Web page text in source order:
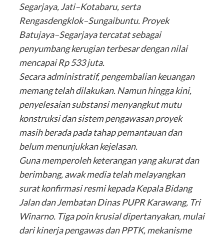
Segarjaya, Jati–Kotabaru, serta
Rengasdengklok–Sungaibuntu. Proyek
Batujaya–Segarjaya tercatat sebagai
penyumbang kerugian terbesar dengan nilai
mencapai Rp 533 juta.
Secara administratif, pengembalian keuangan
memang telah dilakukan. Namun hingga kini,
penyelesaian substansi menyangkut mutu
konstruksi dan sistem pengawasan proyek
masih berada pada tahap pemantauan dan
belum menunjukkan kejelasan.
Guna memperoleh keterangan yang akurat dan
berimbang, awak media telah melayangkan
surat konfirmasi resmi kepada Kepala Bidang
Jalan dan Jembatan Dinas PUPR Karawang, Tri
Winarno. Tiga poin krusial dipertanyakan, mulai
dari kinerja pengawas dan PPTK, mekanisme